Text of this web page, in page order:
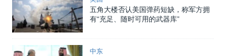
五角大楼否认美国弹药短缺，称军方拥
有“充足、随时可用的武器库”
中东